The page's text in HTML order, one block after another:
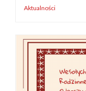
Aktualności